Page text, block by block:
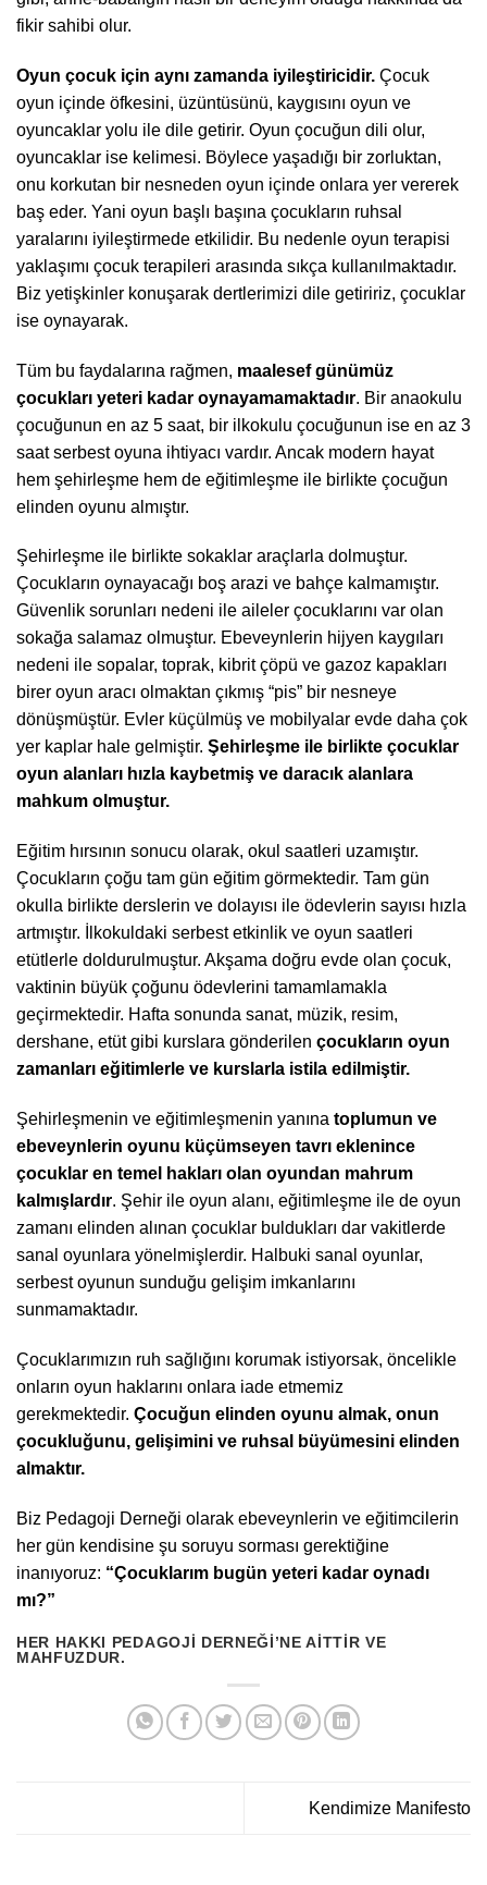
fikir sahibi olur.
Oyun çocuk için aynı zamanda iyileştiricidir. Çocuk
oyun içinde öfkesini, üzüntüsünü, kaygısını oyun ve
oyuncaklar yolu ile dile getirir. Oyun çocuğun dili olur,
oyuncaklar ise kelimesi. Böylece yaşadığı bir zorluktan,
onu korkutan bir nesneden oyun içinde onlara yer vererek
baş eder. Yani oyun başlı başına çocukların ruhsal
yaralarını iyileştirmede etkilidir. Bu nedenle oyun terapisi
yaklaşımı çocuk terapileri arasında sıkça kullanılmaktadır.
Biz yetişkinler konuşarak dertlerimizi dile getiririz, çocuklar
ise oynayarak.
Tüm bu faydalarına rağmen, maalesef günümüz
çocukları yeteri kadar oynayamamaktadır. Bir anaokulu
çocuğunun en az 5 saat, bir ilkokulu çocuğunun ise en az 3
saat serbest oyuna ihtiyacı vardır. Ancak modern hayat
hem şehirleşme hem de eğitimleşme ile birlikte çocuğun
elinden oyunu almıştır.
Şehirleşme ile birlikte sokaklar araçlarla dolmuştur.
Çocukların oynayacağı boş arazi ve bahçe kalmamıştır.
Güvenlik sorunları nedeni ile aileler çocuklarını var olan
sokağa salamaz olmuştur. Ebeveynlerin hijyen kaygıları
nedeni ile sopalar, toprak, kibrit çöpü ve gazoz kapakları
birer oyun aracı olmaktan çıkmış “pis” bir nesneye
dönüşmüştür. Evler küçülmüş ve mobilyalar evde daha çok
yer kaplar hale gelmiştir. Şehirleşme ile birlikte çocuklar
oyun alanları hızla kaybetmiş ve daracık alanlara
mahkum olmuştur.
Eğitim hırsının sonucu olarak, okul saatleri uzamıştır.
Çocukların çoğu tam gün eğitim görmektedir. Tam gün
okulla birlikte derslerin ve dolayısı ile ödevlerin sayısı hızla
artmıştır. İlkokuldaki serbest etkinlik ve oyun saatleri
etütlerle doldurulmuştur. Akşama doğru evde olan çocuk,
vaktinin büyük çoğunu ödevlerini tamamlamakla
geçirmektedir. Hafta sonunda sanat, müzik, resim,
dershane, etüt gibi kurslara gönderilen çocukların oyun
zamanları eğitimlerle ve kurslarla istila edilmiştir.
Şehirleşmenin ve eğitimleşmenin yanına toplumun ve
ebeveynlerin oyunu küçümseyen tavrı eklenince
çocuklar en temel hakları olan oyundan mahrum
kalmışlardır. Şehir ile oyun alanı, eğitimleşme ile de oyun
zamanı elinden alınan çocuklar buldukları dar vakitlerde
sanal oyunlara yönelmişlerdir. Halbuki sanal oyunlar,
serbest oyunun sunduğu gelişim imkanlarını
sunmamaktadır.
Çocuklarımızın ruh sağlığını korumak istiyorsak, öncelikle
onların oyun haklarını onlara iade etmemiz
gerekmektedir. Çocuğun elinden oyunu almak, onun
çocukluğunu, gelişimini ve ruhsal büyümesini elinden
almaktır.
Biz Pedagoji Derneği olarak ebeveynlerin ve eğitimcilerin
her gün kendisine şu soruyu sorması gerektiğine
inanıyoruz: “Çocuklarım bugün yeteri kadar oynadı
mı?”
HER HAKKI PEDAGOJI DERNEĞI’ NE AITTIR VE
MAHFUZDUR.
Kendimize Manifesto